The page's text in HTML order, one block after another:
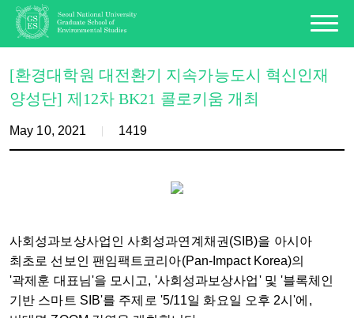
[환경대학원 대전환기 지속가능도시 혁신인재
양성단] 제12차 BK21 콜로키움 개최
May 10, 2021 1419
사회성과보상사업인 사회성과연계채권(SIB)을 아시아
최초로 선보인 팬임팩트코리아(Pan-Impact Korea)의
'곽제훈 대표님'을 모시고, '사회성과보상사업' 및 '블록체인
기반 스마트 SIB'를 주제로 '5/11일 화요일 오후 2시'에,